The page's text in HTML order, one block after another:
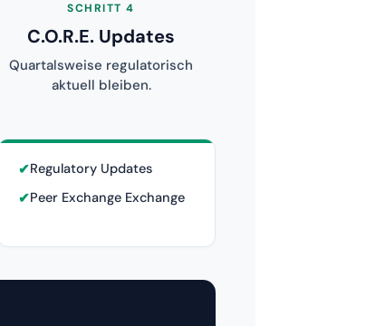
SCHRITT 4
C.O.R.E. Updates
Quartalsweise regulatorisch
aktuell bleiben.
✔Regulatory Updates
✔Peer Exchange Exchange